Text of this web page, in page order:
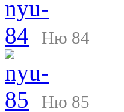
Ню 84
Ню 85